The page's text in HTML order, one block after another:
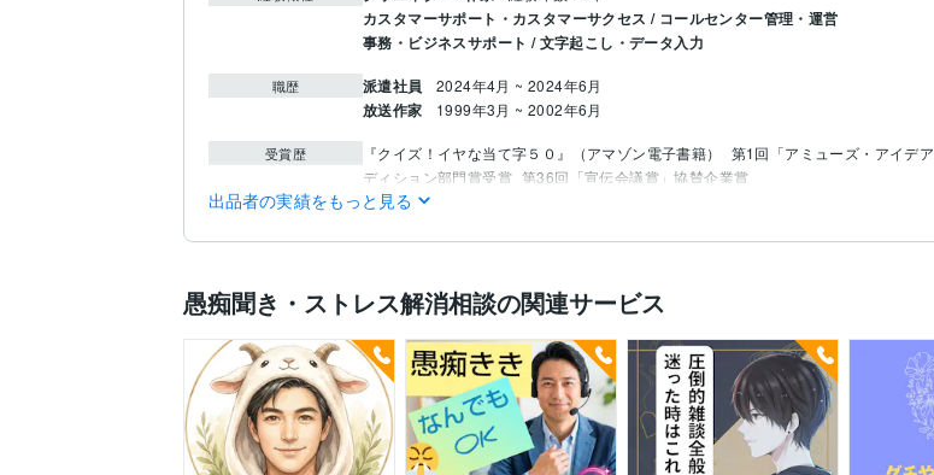
カスタマーサポート・カスタマーサクセス / コールセンター管理・運営
事務・ビジネスサポート / 文字起こし・データ入力
職歴 派遣社員 2024年4月 ~ 2024年6月
放送作家 1999年3月 ~ 2002年6月
受賞歴 『クイズ！イヤな当て字５０』（アマゾン電子書籍） 第1回「アミューズ・アイデ
ディション部門賞受賞 第36回「宣伝会議賞」協賛企業賞
出品者の実績をもっと見る
愚痴聞き・ストレス解消相談の関連サービス